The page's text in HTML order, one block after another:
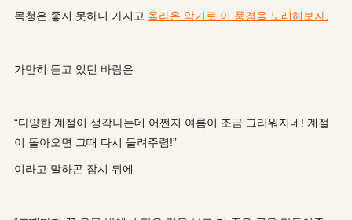
목청은 좋지 못하니 가지고 올라온 악기로 이 풍경을 노래해보자.
가만히 듣고 있던 바람은
“다양한 계절이 생각나는데 어쩐지 여름이 조금 그리워지네! 계절
이 돌아오면 그때 다시 들려주렴!”
이라고 말하곤 잠시 뒤에